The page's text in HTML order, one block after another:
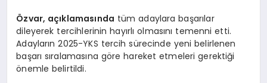
Özvar, açıklamasında tüm adaylara başarılar
dileyerek tercihlerinin hayırlı olmasını temenni etti.
Adayların 2025-YKS tercih sürecinde yeni belirlenen
başarı sıralamasına göre hareket etmeleri gerektiği
önemle belirtildi.